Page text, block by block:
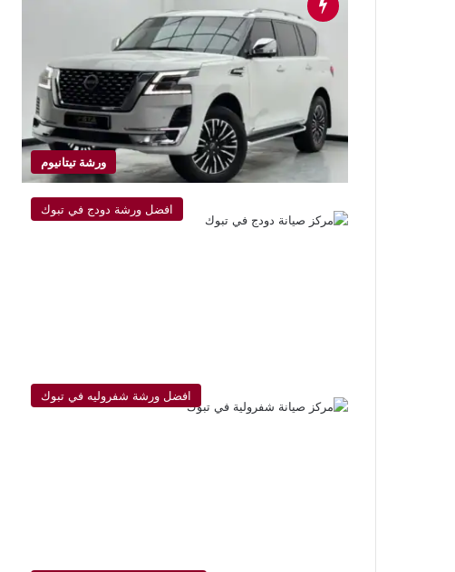
ورشة تيتانيوم
افضل ورشة دودج في تبوك
افضل ورشة شفروليه في تبوك